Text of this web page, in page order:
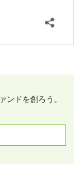
ンドを創ろう。